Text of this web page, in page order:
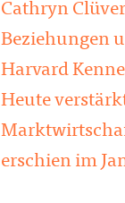
Cathryn
Beziehungen
Harvard
Heute
erschien im